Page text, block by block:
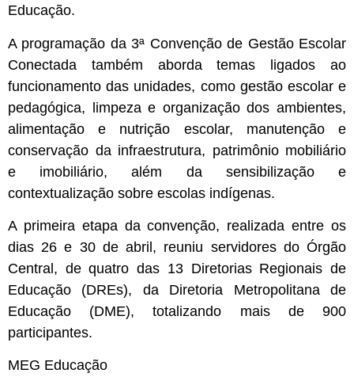
Educação.
A programação da 3ª Convenção de Gestão Escolar
Conectada também aborda temas ligados ao
funcionamento das unidades, como gestão escolar e
pedagógica, limpeza e organização dos ambientes,
alimentação e nutrição escolar, manutenção e
conservação da infraestrutura, patrimônio mobiliário
e imobiliário, além da sensibilização e
contextualização sobre escolas indígenas.
A primeira etapa da convenção, realizada entre os
dias 26 e 30 de abril, reuniu servidores do Órgão
Central, de quatro das 13 Diretorias Regionais de
Educação (DREs), da Diretoria Metropolitana de
Educação (DME), totalizando mais de 900
participantes.
MEG Educação